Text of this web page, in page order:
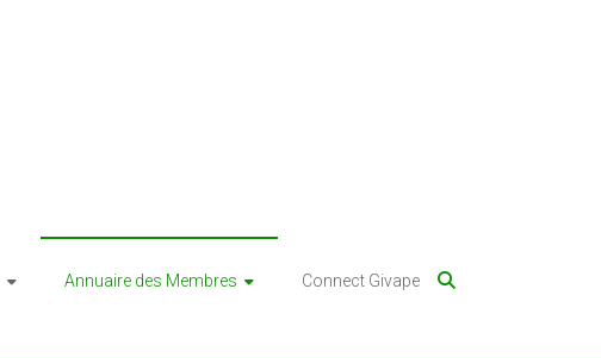
Annuaire des Membres Connect Givape